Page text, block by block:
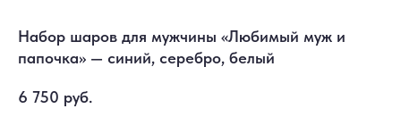
Набор шаров для мужчины «Любимый муж и
папочка» — синий, серебро, белый
6 750 руб.